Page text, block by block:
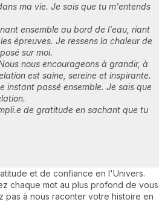
ma vie. Je sais que tu m'entends
ensemble au bord de l'eau, riant
épreuves. Je ressens la chaleur de
sur moi.
nous encourageons à grandir, à
est saine, sereine et inspirante.
instant passé ensemble. Je sais que
de gratitude en sachant que tu
et de confiance en l'Univers.
chaque mot au plus profond de vous
à nous raconter votre histoire en